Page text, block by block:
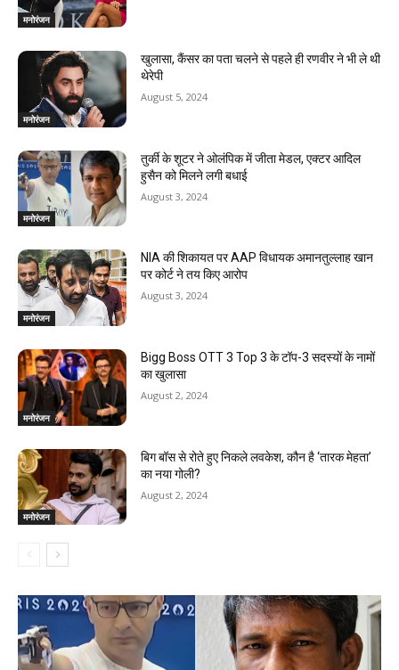
मनोरंजन
मनोरंजन
खुलासा, कैंसर का पता चलने से पहले ही रणवीर ने भी ले थी
थेरेपी
August 5, 2024
मनोरंजन
तुर्की के शूटर ने ओलंपिक में जीता मेडल, एक्टर आदिल
हुसैन को मिलने लगी बधाई
August 3, 2024
मनोरंजन
NIA की शिकायत पर AAP विधायक अमानतुल्लाह खान
पर कोर्ट ने तय किए आरोप
August 3, 2024
मनोरंजन
Bigg Boss OTT 3 Top 3 के टॉप-3 सदस्यों के नामों
का खुलासा
August 2, 2024
मनोरंजन
बिग बॉस से रोते हुए निकले लवकेश, कौन है ‘तारक मेहता’
का नया गोली?
August 2, 2024